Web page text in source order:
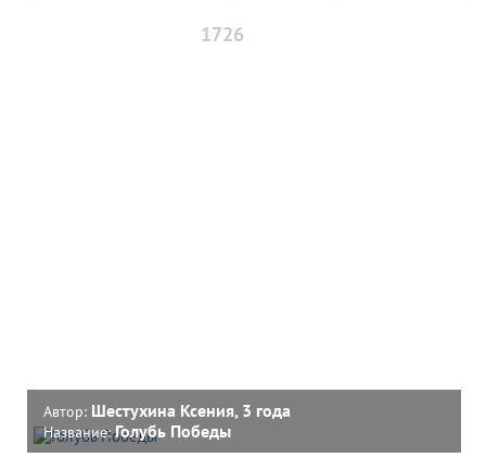
1726
Автор: Шестухина Ксения, 3 года
Название:Голубь Победы